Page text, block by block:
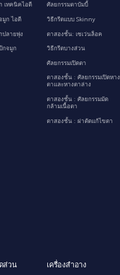
เทคนิคไอดี
มูก ไอดี
ปลายพุ่ง
กจมูก
ศัลยกรรมตาบัมบี้
วิธีกรีดแบบ Skinny
ตาสองชั้น: เซเว่นล็อค
วิธีกรีดบางส่วน
ศัลยกรรมเปิดตา
ตาสองชั้น : ศัลยกรรมเปิดหาง
ตาและหางตาล่าง
ตาสองชั้น : ศัลยกรรมมัด
กล้ามเนื้อตา
ตาสองชั้น : ผ่าตัดแก้ไขตา
ส่วน เครื่องสำอาง